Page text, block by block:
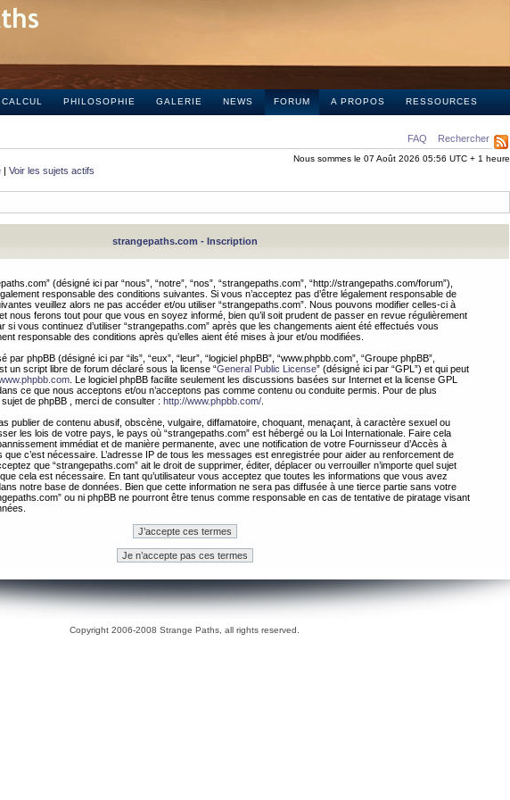
CALCUL PHILOSOPHIE GALERIE NEWS FORUM A PROPOS RESSOURCES
FAQ Rechercher
Nous sommes le 07 Août 2026 05:56 UTC + 1 heure
| Voir les sujets actifs
strangepaths.com - Inscription
(désigné ici par “nous”, “notre”, “nos”, “strangepaths.com”, “http://strangepaths.com/forum”),
responsable des conditions suivantes. Si vous n’acceptez pas d’être légalement responsable de
veuillez alors ne pas accéder et/ou utiliser “strangepaths.com”. Nous pouvons modifier celles-ci à
nous ferons tout pour que vous en soyez informé, bien qu’il soit prudent de passer en revue régulièrement
si vous continuez d’utiliser “strangepaths.com” après que les changements aient été effectués vous
responsable des conditions après qu’elles aient été mises à jour et/ou modifiées.
phpBB (désigné ici par “ils”, “eux”, “leur”, “logiciel phpBB”, “www.phpbb.com”, “Groupe phpBB”,
un script libre de forum déclaré sous la license “General Public License” (désigné ici par “GPL”) et qui peut
. Le logiciel phpBB facilite seulement les discussions basées sur Internet et la license GPL
ce que nous acceptons et/ou n’acceptons pas comme contenu ou conduite permis. Pour de plus
de phpBB , merci de consulter : http://www.phpbb.com/
publier de contenu abusif, obscène, vulgaire, diffamatoire, choquant, menaçant, à caractère sexuel ou
les lois de votre pays, le pays où “strangepaths.com” est hébergé ou la Loi Internationale. Faire cela
immédiat et de manière permanente, avec une notification de votre Fournisseur d’Accès à
que c’est nécessaire. L’adresse IP de tous les messages est enregistrée pour aider au renforcement de
que “strangepaths.com” ait le droit de supprimer, éditer, déplacer ou verrouiller n’importe quel sujet
cela est nécessaire. En tant qu’utilisateur vous acceptez que toutes les informations que vous avez
notre base de données. Bien que cette information ne sera pas diffusée à une tierce partie sans votre
ou ni phpBB ne pourront être tenus comme responsable en cas de tentative de piratage visant
Copyright 2006-2008 Strange Paths, all rights reserved.